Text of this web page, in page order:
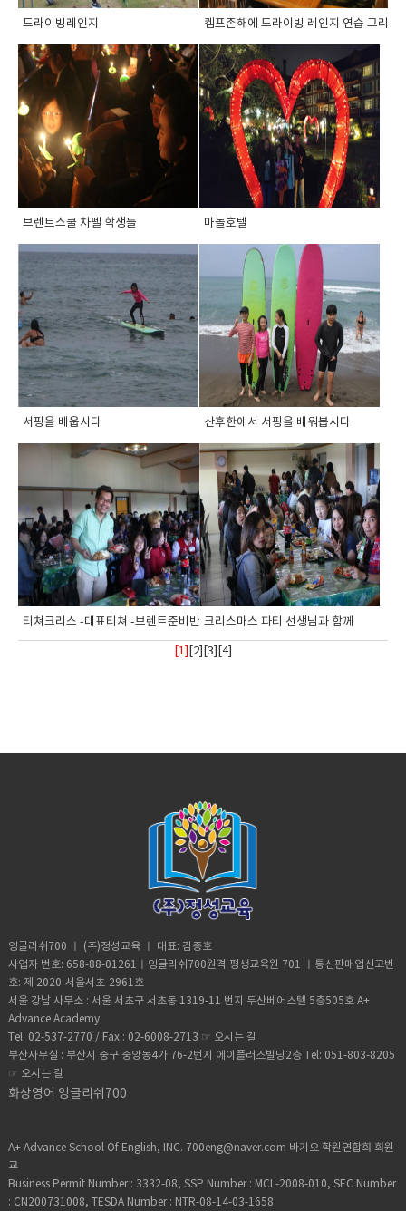
드라이빙레인지 켐프존해에 드라이빙 레인지 연습 그리고
브렌트스쿨 차펠 학생들 마놀호텔
서핑을 배웁시다 산후한에서 서핑을 배워봅시다
티쳐크리스 -대표티쳐 -브렌트준비반 선생...크리스마스 파티 선생님과 함께
[1] 2][ 3 4]
잉글리쉬700 ㅣ (주)정성교육 ㅣ 대표: 김종호
사업자 번호: 658-88-01261ㅣ잉글리쉬700원격 평생교육원 701 ㅣ통신판매업신고번
호: 제 2020-서울서초-2961호
서울 강남 사무소 : 서울 서초구 서초동 1319-11 번지 두산베어스텔 5층505호 A+
Advance Academy
Tel: 02-537-2770 / Fax : 02-6008-2713 ☞ 오시는 길
부산사무실 : 부산시 중구 중앙동4가 76-2번지 에이플러스빌딩2층 Tel: 051-803-8205
☞ 오시는 길
화상영어 잉글리쉬700
A+ Advance School Of English, INC. 700eng@naver.com 바기오 학원연합회 회원
교
Business Permit Number : 3332-08, SSP Number : MCL-2008-010, SEC Number
: CN200731008, TESDA Number : NTR-08-14-03-1658